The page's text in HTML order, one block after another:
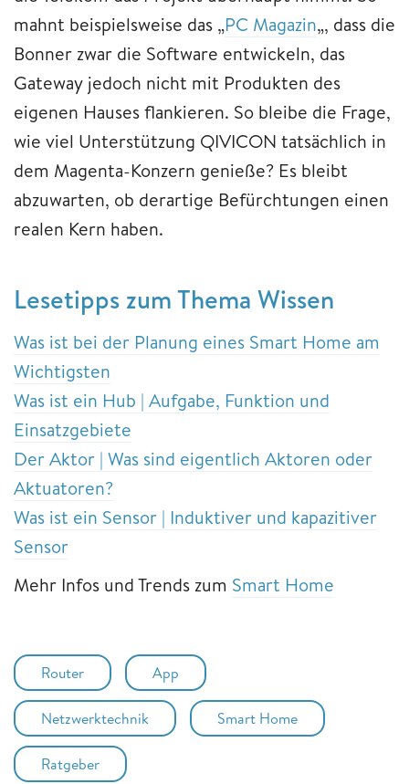
mahnt beispielsweise das „PC Magazin„, dass die
Bonner zwar die Software entwickeln, das
Gateway jedoch nicht mit Produkten des
eigenen Hauses flankieren. So bleibe die Frage,
wie viel Unterstützung QIVICON tatsächlich in
dem Magenta-Konzern genieße? Es bleibt
abzuwarten, ob derartige Befürchtungen einen
realen Kern haben.
Lesetipps zum Thema Wissen
Was ist bei der Planung eines Smart Home am
Wichtigsten
Was ist ein Hub | Aufgabe, Funktion und
Einsatzgebiete
Der Aktor | Was sind eigentlich Aktoren oder
Aktuatoren?
Was ist ein Sensor | Induktiver und kapazitiver
Sensor
Mehr Infos und Trends zum Smart Home
Router App
Netzwerktechnik Smart Home
Ratgeber